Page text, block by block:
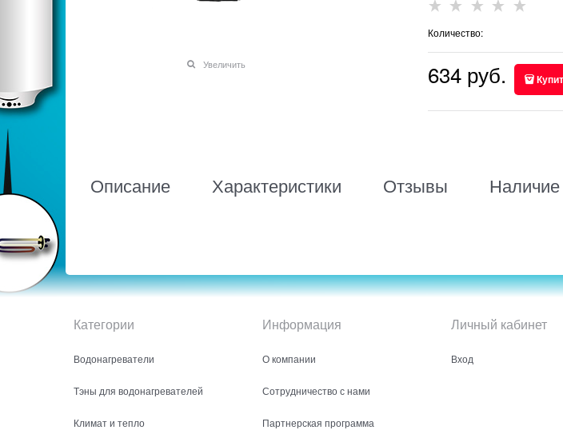
Увеличить
Количество:
634 руб.
Описание Характеристики Отзывы Наличие
Категории
Водонагреватели
Тэны для водонагревателей
Климат и тепло
Информация
О компании
Сотрудничество с нами
Партнерская программа
Личный кабинет
Вход